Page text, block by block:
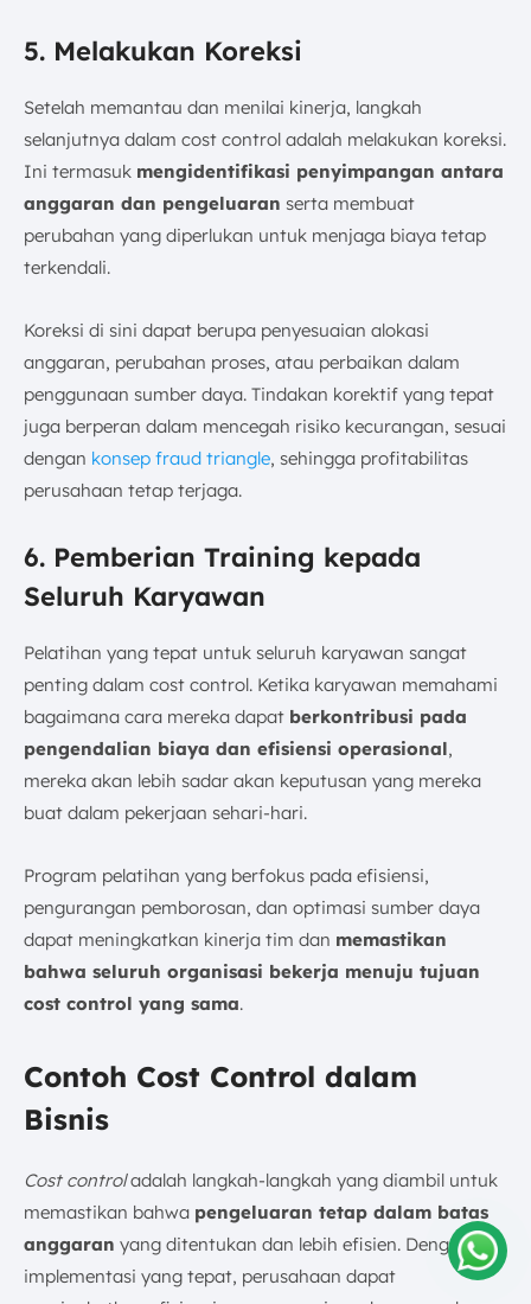
5. Melakukan Koreksi
Setelah memantau dan menilai kinerja, langkah
selanjutnya dalam cost control adalah melakukan koreksi.
Ini termasuk mengidentifikasi penyimpangan antara
anggaran dan pengeluaran serta membuat
perubahan yang diperlukan untuk menjaga biaya tetap
terkendali.
Koreksi di sini dapat berupa penyesuaian alokasi
anggaran, perubahan proses, atau perbaikan dalam
penggunaan sumber daya. Tindakan korektif yang tepat
juga berperan dalam mencegah risiko kecurangan, sesuai
dengan konsep fraud triangle, sehingga profitabilitas
perusahaan tetap terjaga.
6. Pemberian Training kepada
Seluruh Karyawan
Pelatihan yang tepat untuk seluruh karyawan sangat
penting dalam cost control. Ketika karyawan memahami
bagaimana cara mereka dapat berkontribusi pada
pengendalian biaya dan efisiensi operasional,
mereka akan lebih sadar akan keputusan yang mereka
buat dalam pekerjaan sehari-hari.
Program pelatihan yang berfokus pada efisiensi,
pengurangan pemborosan, dan optimasi sumber daya
dapat meningkatkan kinerja tim dan memastikan
bahwa seluruh organisasi bekerja menuju tujuan
cost control yang sama.
Contoh Cost Control dalam
Bisnis
Cost controladalah langkah-langkah yang diambil untuk
memastikan bahwa pengeluaran tetap dalam batas
anggaran yang ditentukan dan lebih efisien. Dengan
implementasi yang tepat, perusahaan dapat